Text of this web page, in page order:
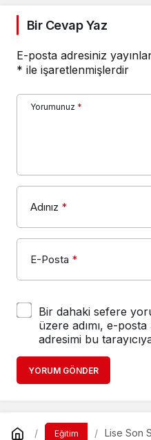
Bir Cevap Yaz
E-posta adresiniz
* ile işaretlenmişlerdir
Yorumunuz *
Adınız *
E-Posta *
Bir dahaki sefere
üzere adımı, e-
adresimi bu
YORUM GÖNDER
Eğitim
Lise Son